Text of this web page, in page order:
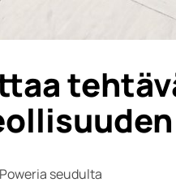
Poweria seudulta